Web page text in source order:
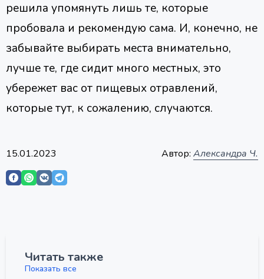
решила упомянуть лишь те, которые
пробовала и рекомендую сама. И, конечно, не
забывайте выбирать места внимательно,
лучше те, где сидит много местных, это
убережет вас от пищевых отравлений,
которые тут, к сожалению, случаются.
15.01.2023 Автор: Александра Ч.
Читать также
Показать все